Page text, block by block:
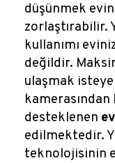
düşünmek
zorlaştırabilir.
kullanımı
değildir.
ulaşmak
kamerasından
desteklenen
edilmektedir.
teknolojisinin